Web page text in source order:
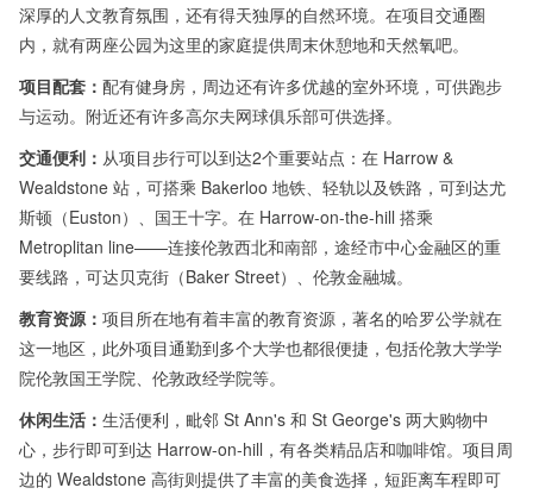
深厚的人文教育氛围，还有得天独厚的自然环境。在项目交通圈
内，就有两座公园为这里的家庭提供周末休憩地和天然氧吧。
项目配套： 配有健身房，周边还有许多优越的室外环境，可供跑步
与运动。附近还有许多高尔夫网球俱乐部可供选择。
交通便利： 从项目步行可以到达2个重要站点：在 Harrow &
Wealdstone 站，可搭乘 Bakerloo 地铁、轻轨以及铁路，可到达尤
斯顿（Euston）、国王十字。在 Harrow-on-the-hill 搭乘
Metroplitan line——连接伦敦西北和南部，途经市中心金融区的重
要线路，可达贝克街（Baker Street）、伦敦金融城。
教育资源： 项目所在地有着丰富的教育资源，著名的哈罗公学就在
这一地区，此外项目通勤到多个大学也都很便捷，包括伦敦大学学
院伦敦国王学院、伦敦政经学院等。
休闲生活： 生活便利，毗邻 St Ann's 和 St George's 两大购物中
心，步行即可到达 Harrow-on-hill，有各类精品店和咖啡馆。 项目周
边的 Wealdstone 高街则提供了丰富的美食选择，短距离车程即可